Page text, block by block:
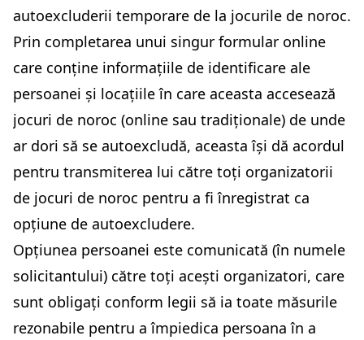
autoexcluderii temporare de la jocurile de noroc.
Prin completarea unui singur formular online
care conține informațiile de identificare ale
persoanei și locațiile în care aceasta accesează
jocuri de noroc (online sau tradiționale) de unde
ar dori să se autoexcludă, aceasta își dă acordul
pentru transmiterea lui către toți organizatorii
de jocuri de noroc pentru a fi înregistrat ca
opțiune de autoexcludere.
Opțiunea persoanei este comunicată (în numele
solicitantului) către toți acești organizatori, care
sunt obligați conform legii să ia toate măsurile
rezonabile pentru a împiedica persoana în a